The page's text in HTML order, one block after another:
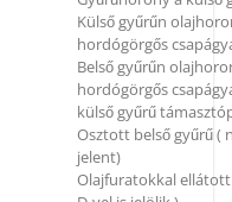
Külső gyűrűn
hordógörgős
Belső gyűrűn
hordógörgős
külső gyűrű
Osztott belső gyűrű (
jelent)
Olajfuratokkal